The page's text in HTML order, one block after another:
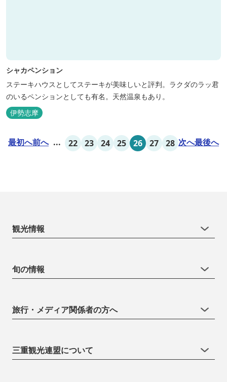
シャカペンション
ステーキハウスとしてステーキが美味しいと評判。ラクダのラッ君
のいるペンションとしても有名。天然温泉もあり。
伊勢志摩
最初へ前へ ... 22 23 24 25 26 27 28 次へ最後へ
観光情報
旬の情報
旅行・メディア関係者の方へ
三重観光連盟について